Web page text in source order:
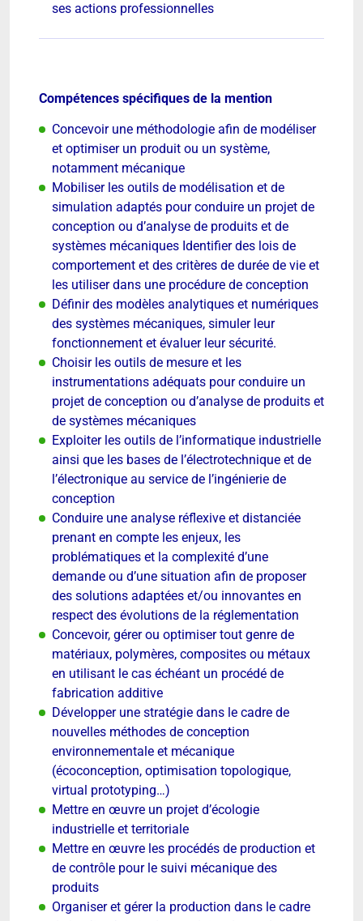
ses actions professionnelles
Compétences spécifiques de la mention
Concevoir une méthodologie afin de modéliser
et optimiser un produit ou un système,
notamment mécanique
Mobiliser les outils de modélisation et de
simulation adaptés pour conduire un projet de
conception ou d’analyse de produits et de
systèmes mécaniques Identifier des lois de
comportement et des critères de durée de vie et
les utiliser dans une procédure de conception
Définir des modèles analytiques et numériques
des systèmes mécaniques, simuler leur
fonctionnement et évaluer leur sécurité.
Choisir les outils de mesure et les
instrumentations adéquats pour conduire un
projet de conception ou d’analyse de produits et
de systèmes mécaniques
Exploiter les outils de l’informatique industrielle
ainsi que les bases de l’électrotechnique et de
l’électronique au service de l’ingénierie de
conception
Conduire une analyse réflexive et distanciée
prenant en compte les enjeux, les
problématiques et la complexité d’une
demande ou d’une situation afin de proposer
des solutions adaptées et/ou innovantes en
respect des évolutions de la réglementation
Concevoir, gérer ou optimiser tout genre de
matériaux, polymères, composites ou métaux
en utilisant le cas échéant un procédé de
fabrication additive
Développer une stratégie dans le cadre de
nouvelles méthodes de conception
environnementale et mécanique
(écoconception, optimisation topologique,
virtual prototyping…)
Mettre en œuvre un projet d’écologie
industrielle et territoriale
Mettre en œuvre les procédés de production et
de contrôle pour le suivi mécanique des
produits
Organiser et gérer la production dans le cadre